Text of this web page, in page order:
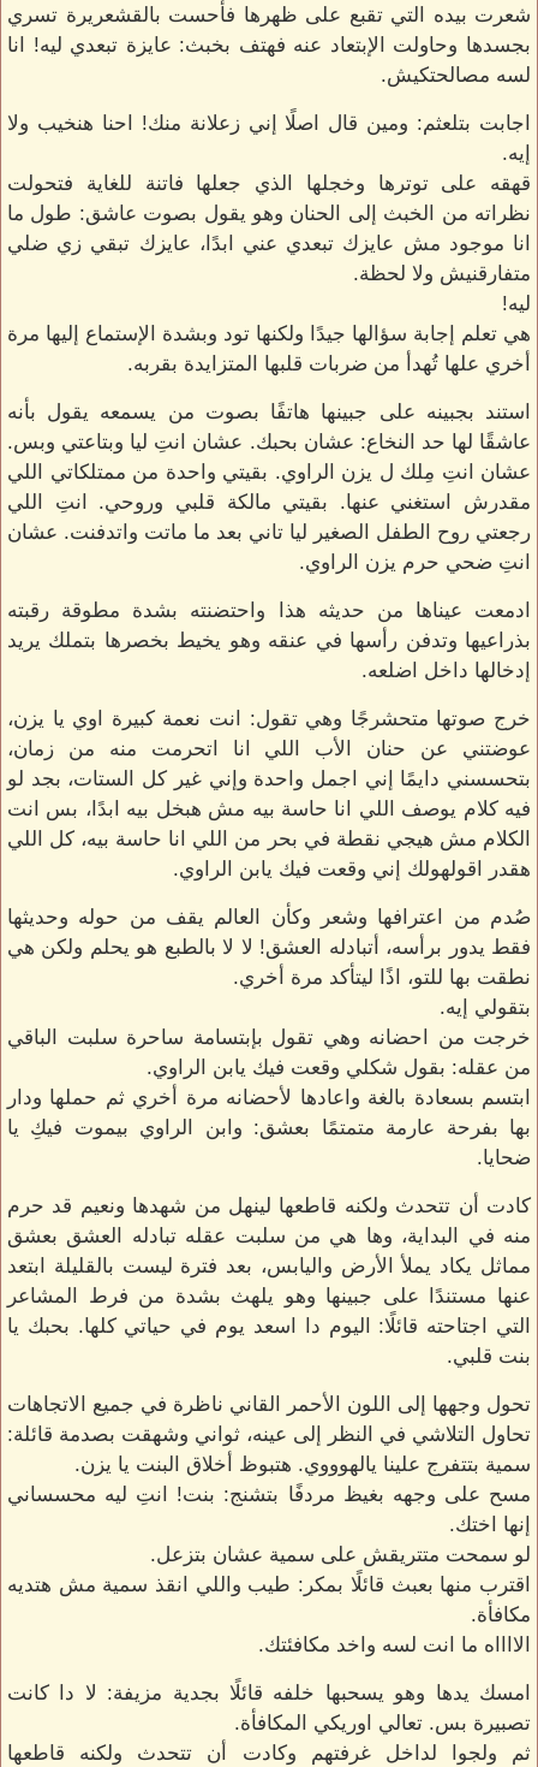
شعرت بيده التي تقبع على ظهرها فأحست بالقشعريرة تسري
بجسدها وحاولت الإبتعاد عنه فهتف بخبث: عايزة تبعدي ليه! انا
لسه مصالحتكيش.
اجابت بتلعثم: ومين قال اصلًا إني زعلانة منك! احنا هنخيب ولا
إيه.
قهقه على توترها وخجلها الذي جعلها فاتنة للغاية فتحولت
نظراته من الخبث إلى الحنان وهو يقول بصوت عاشق: طول ما
انا موجود مش عايزك تبعدي عني ابدًا، عايزك تبقي زي ضلي
متفارقنيش ولا لحظة.
ليه!
هي تعلم إجابة سؤالها جيدًا ولكنها تود وبشدة الإستماع إليها مرة
أخري علها تُهدأ من ضربات قلبها المتزايدة بقربه.
استند بجبينه على جبينها هاتفًا بصوت من يسمعه يقول بأنه
عاشقًا لها حد النخاع: عشان بحبك. عشان انتِ ليا وبتاعتي وبس.
عشان انتِ مِلك ل يزن الراوي. بقيتي واحدة من ممتلكاتي اللي
مقدرش استغني عنها. بقيتي مالكة قلبي وروحي. انتِ اللي
رجعتي روح الطفل الصغير ليا تاني بعد ما ماتت واتدفنت. عشان
انتِ ضحي حرم يزن الراوي.
ادمعت عيناها من حديثه هذا واحتضنته بشدة مطوقة رقبته
بذراعيها وتدفن رأسها في عنقه وهو يخيط بخصرها بتملك يريد
إدخالها داخل اضلعه.
خرج صوتها متحشرجًا وهي تقول: انت نعمة كبيرة اوي يا يزن،
عوضتني عن حنان الأب اللي انا اتحرمت منه من زمان،
بتحسسني دايمًا إني اجمل واحدة وإني غير كل الستات، بجد لو
فيه كلام يوصف اللي انا حاسة بيه مش هبخل بيه ابدًا، بس انت
الكلام مش هيجي نقطة في بحر من اللي انا حاسة بيه، كل اللي
هقدر اقولهولك إني وقعت فيك يابن الراوي.
صُدم من اعترافها وشعر وكأن العالم يقف من حوله وحديثها
فقط يدور برأسه، أتبادله العشق! لا لا بالطبع هو يحلم ولكن هي
نطقت بها للتو، اذًا ليتأكد مرة أخري.
بتقولي إيه.
خرجت من احضانه وهي تقول بإبتسامة ساحرة سلبت الباقي
من عقله: بقول شكلي وقعت فيك يابن الراوي.
ابتسم بسعادة بالغة واعادها لأحضانه مرة أخري ثم حملها ودار
بها بفرحة عارمة متمتمًا بعشق: وابن الراوي بيموت فيكِ يا
ضحايا.
كادت أن تتحدث ولكنه قاطعها لينهل من شهدها ونعيم قد حرم
منه في البداية، وها هي من سلبت عقله تبادله العشق بعشق
مماثل يكاد يملأ الأرض واليابس، بعد فترة ليست بالقليلة ابتعد
عنها مستندًا على جبينها وهو يلهث بشدة من فرط المشاعر
التي اجتاحته قائلًا: اليوم دا اسعد يوم في حياتي كلها. بحبك يا
بنت قلبي.
تحول وجهها إلى اللون الأحمر القاني ناظرة في جميع الاتجاهات
تحاول التلاشي في النظر إلى عينه، ثواني وشهقت بصدمة قائلة:
سمية بتتفرج علينا يالهوووي. هتبوظ أخلاق البنت يا يزن.
مسح على وجهه بغيظ مردفًا بتشنج: بنت! انتِ ليه محسساني
إنها اختك.
لو سمحت متتريقش على سمية عشان بتزعل.
اقترب منها بعبث قائلًا بمكر: طيب واللي انقذ سمية مش هتديه
مكافأة.
الااااه ما انت لسه واخد مكافئتك.
امسك يدها وهو يسحبها خلفه قائلًا بجدية مزيفة: لا دا كانت
تصبيرة بس. تعالي اوريكي المكافأة.
ثم ولجوا لداخل غرفتهم وكادت أن تتحدث ولكنه قاطعها